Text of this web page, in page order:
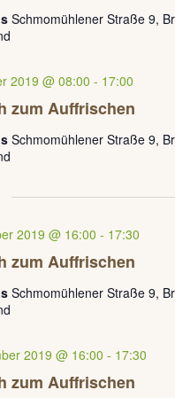
Schmomühlener Straße 9,
zum Auffrischen
2019 @ 08:00 - 17:00
Schmomühlener Straße 9,
zum Auffrischen
2019 @ 16:00 - 17:30
Schmomühlener Straße 9,
zum Auffrischen
2019 @ 16:00 - 17:30